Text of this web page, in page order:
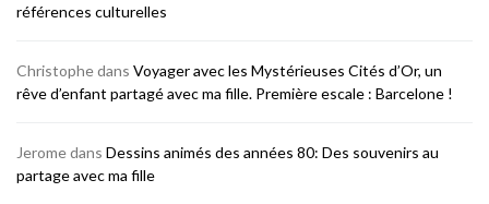
références culturelles
Christophedans Voyager avec les Mystérieuses Cités d’Or, un
rêve d’enfant partagé avec ma fille. Première escale : Barcelone !
Jeromedans Dessins animés des années 80: Des souvenirs au
partage avec ma fille